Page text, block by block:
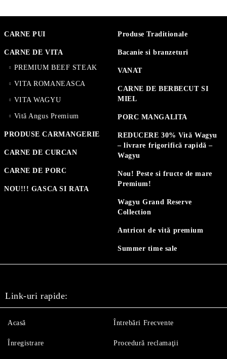
CARNE PUI
CARNE DE VITA
PREMIUM BEEF STEAK
VITA ROMANEASCA
VITA WAGYU
Vită Angus Premium
PRODUSE CARMANGERIE
CARNE DE CURCAN
CARNE DE PORC
NOU!!! GASCA SI RATA
Produse Traditionale
Bacanie si branzeturi
VANAT
CARNE DE BERBECUT SI
MIEL
PORC MANGALITA
REDUCERE 30% Vită Wagyu
– livrare frigorifică rapidă –
Wagyu
Nou! Peste si fructe de mare
Premium!
Wagyu Grand Reserve
Collection
Antricot de vită premium
Summer time sale
Link-uri rapide:
Acasă
Înregistrare
Întrebări Frecvente
Procedură reclamaţii